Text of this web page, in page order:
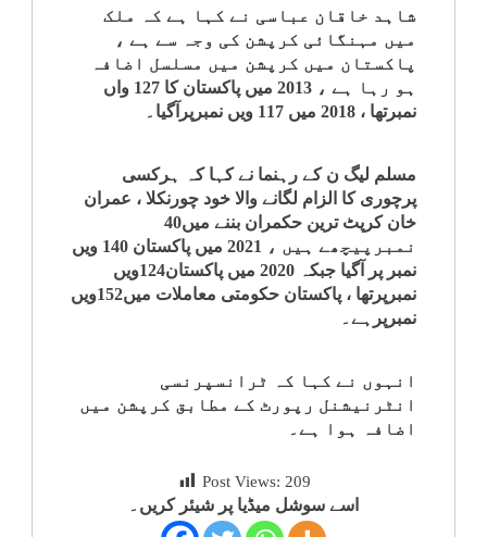
شاہد خاقان عباسی نے کہا ہے کہ ملک
میں مہنگائی کرپشن کی وجہ سے ہے ،
پاکستان میں کرپشن میں مسلسل اضافہ
ہو رہا ہے ، 2013 میں پاکستان کا 127 واں
نمبرتھا ، 2018 میں 117 ویں نمبرپرآگیا۔
مسلم لیگ ن کے رہنما نے کہا کہ ہرکسی
پرچوری کا الزام لگانے والا خود چورنکلا ، عمران
خان کرپٹ ترین حکمران بننے میں40
نمبرپیچھے ہیں ، 2021 میں پاکستان 140 ویں
نمبر پر آگیا جبکہ 2020 میں پاکستان124ویں
نمبرپرتھا ، پاکستان حکومتی معاملات میں152ویں
نمبرپرہے۔
انہوں نے کہا کہ ٹرانسپرنسی
انٹرنیشنل رپورٹ کے مطابق کرپشن میں
اضافہ ہوا ہے۔
Post Views: 209
اسے سوشل میڈیا پر شیئر کریں۔